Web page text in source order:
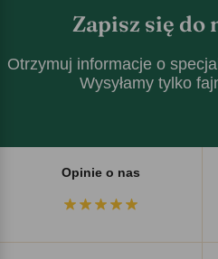
Zapisz się do
Otrzymuj informacje o
Wysyłamy tylko
Opinie o nas